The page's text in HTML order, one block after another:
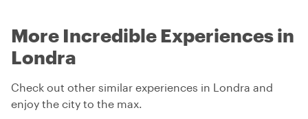
More Incredible Experiences in
Londra
Check out other similar experiences in Londra and
enjoy the city to the max.